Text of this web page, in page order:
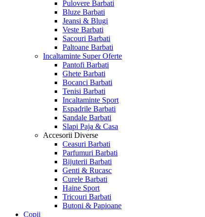
Pulovere Barbati
Bluze Barbati
Jeansi & Blugi
Veste Barbati
Sacouri Barbati
Paltoane Barbati
Incaltaminte Super Oferte
Pantofi Barbati
Ghete Barbati
Bocanci Barbati
Tenisi Barbati
Incaltaminte Sport
Espadrile Barbati
Sandale Barbati
Slapi Paja & Casa
Accesorii Diverse
Ceasuri Barbati
Parfumuri Barbati
Bijuterii Barbati
Genti & Rucasc
Curele Barbati
Haine Sport
Tricouri Barbati
Butoni & Papioane
Copii